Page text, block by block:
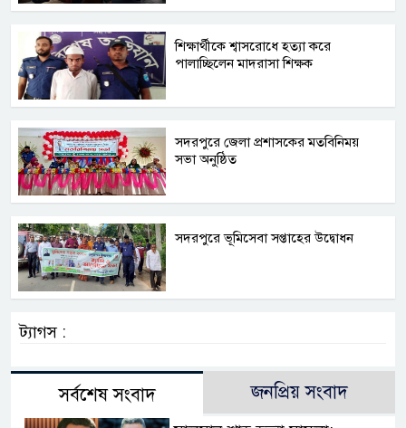
শিক্ষার্থীকে শ্বাসরোধে হত্যা করে
পালাচ্ছিলেন মাদরাসা শিক্ষক
সদরপুরে জেলা প্রশাসকের মতবিনিময়
সভা অনুষ্ঠিত
সদরপুরে ভূমিসেবা সপ্তাহের উদ্বোধন
ট্যাগস :
সর্বশেষ সংবাদ জনপ্রিয় সংবাদ